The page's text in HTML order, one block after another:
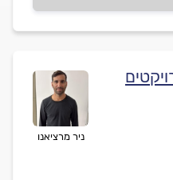
ניר מרציאנו